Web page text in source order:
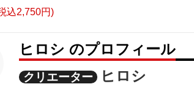
込2,750円)
ヒロシ のプロフィール
クリエーター ヒロシ